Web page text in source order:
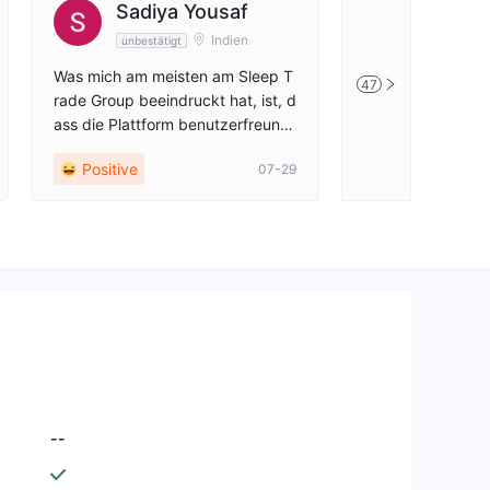
Sadiya Yousaf
unbestätigt Indien
Was mich am meisten am Sleep T
rade Group beeindruckt hat, ist, d
ass die Plattform benutzerfreundli
d mir zusätzliches Vertrauen gibt
Positive 07-29
Ich handle seit
47
--